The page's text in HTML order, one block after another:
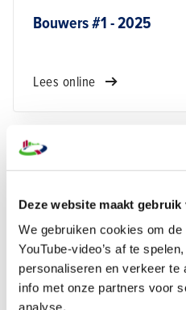
Deze website maakt gebruik
We gebruiken cookies om
YouTube-video’s af te
personaliseren en verkeer te
info met onze partners voor
analyse.
Bouwers #1 - 2025
Lees online
Special Verzekeringen -
Lees online